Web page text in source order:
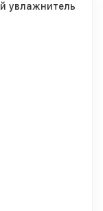
увлажнитель